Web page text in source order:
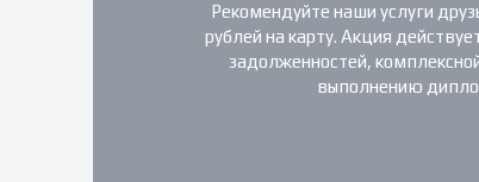
Рекомендуйте наши услуги
рублей на карту. Акция
задолженностей,
выполнению